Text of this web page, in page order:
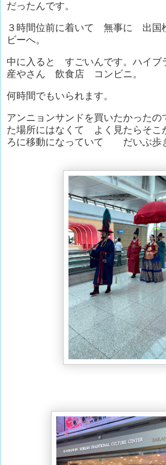
だったんです。
３時間位前に着いて 無事に 出国
ビーへ。
中に入ると すごいんです。ハイブ
産やさん 飲食店 コンビニ。
何時間でもいられます。
アンニョンサンドを買いたかった
た場所にはなくて よく見たらそこ
ろに移動になっていて だいぶ歩